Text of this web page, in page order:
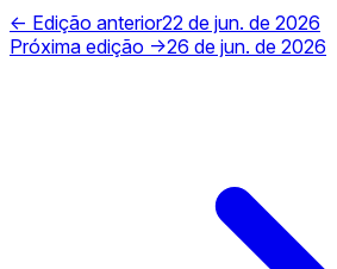
← Edição anterior22 de jun. de 2026
Próxima edição →26 de jun. de 2026